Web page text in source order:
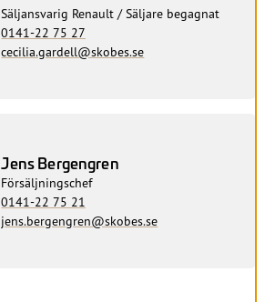
Säljansvarig Renault / Säljare begagnat
0141-22 75 27
cecilia.gardell@skobes.se
Jens Bergengren
Försäljningschef
0141-22 75 21
jens.bergengren@skobes.se